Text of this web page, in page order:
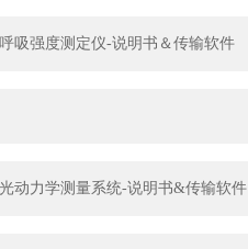
吸强度测定仪-说明书＆传输软件
动力学测量系统-说明书&传输软件